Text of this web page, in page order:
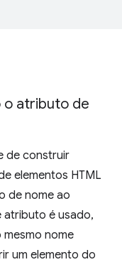
o atributo de
de construir
elementos HTML
de nome ao
atributo é usado,
mesmo nome
um elemento do